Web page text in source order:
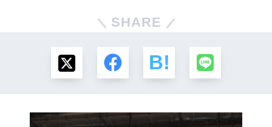
SHARE